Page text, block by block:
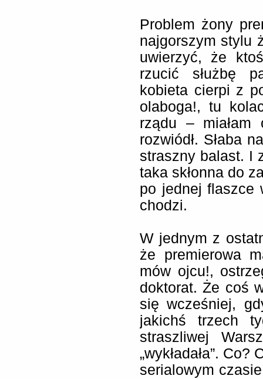
Problem żony
najgorszym stylu
uwierzyć, że
rzucić służbę
kobieta cierpi z
olaboga!, tu
rządu –
rozwiódł. Słaba
straszny balast. I
taka skłonna do
po jednej flaszce
chodzi.
W jednym z
że premierowa
mów ojcu!,
doktorat. Że coś
się wcześniej,
jakichś trzech
straszliwej
„wykładała”.
serialowym